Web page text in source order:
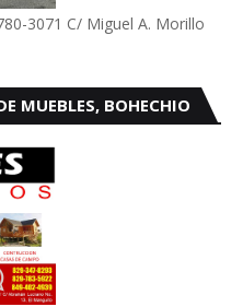
3071 C/ Miguel A. Morillo
MUEBLES, BOHECHIO